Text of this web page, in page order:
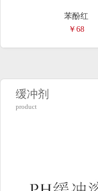
苯酚红
￥68
缓冲剂
product